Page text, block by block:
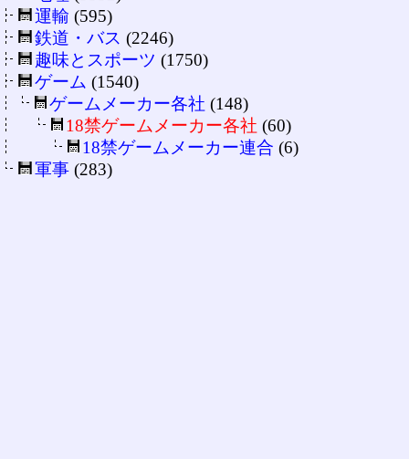
運輸 (595)
鉄道・バス (2246)
趣味とスポーツ (1750)
ゲーム (1540)
ゲームメーカー各社 (148)
18禁ゲームメーカー各社 (60)
18禁ゲームメーカー連合 (6)
軍事 (283)